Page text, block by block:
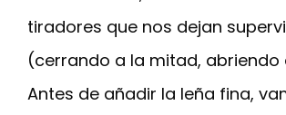
tiradores que nos dejan
(cerrando a la mitad, abriendo
Antes de añadir la leña fina,